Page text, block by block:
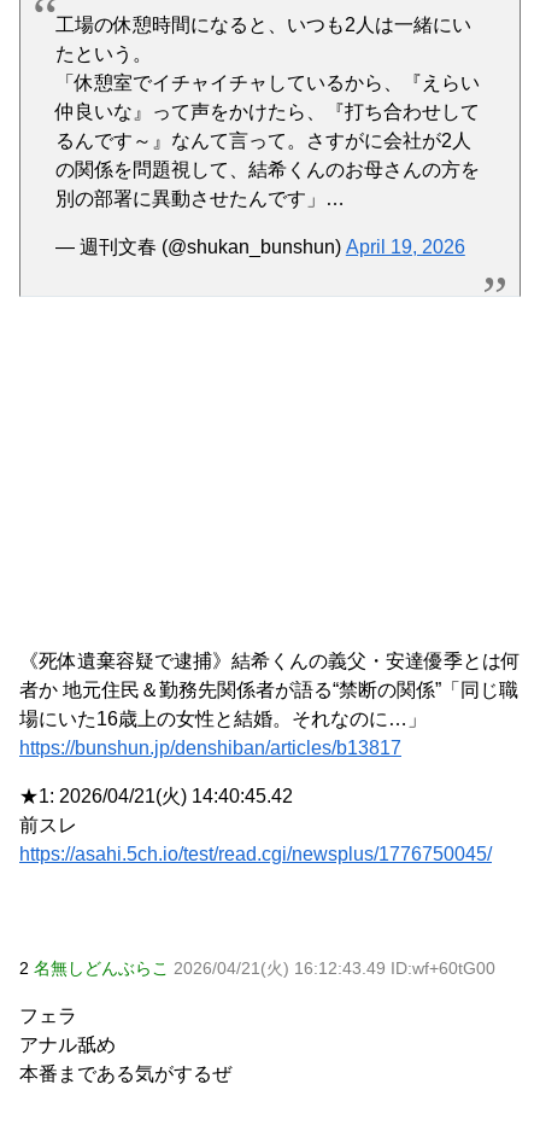
Powered by livedoor 相互RSS
工場の休憩時間になると、いつも2人は一緒にい
たという。
「休憩室でイチャイチャしているから、『えらい
仲良いな』って声をかけたら、『打ち合わせして
るんです～』なんて言って。さすがに会社が2人
の関係を問題視して、結希くんのお母さんの方を
別の部署に異動させたんです」…
— 週刊文春 (@shukan_bunshun) April 19, 2026
《死体遺棄容疑で逮捕》結希くんの義父・安達優季とは何
者か 地元住民＆勤務先関係者が語る“禁断の関係”「同じ職
場にいた16歳上の女性と結婚。それなのに…」
https://bunshun.jp/denshiban/articles/b13817
★1: 2026/04/21(火) 14:40:45.42
前スレ
https://asahi.5ch.io/test/read.cgi/newsplus/1776750045/
2 名無しどんぶらこ 2026/04/21(火) 16:12:43.49 ID:wf+60tG00
フェラ
アナル舐め
本番まである気がするぜ